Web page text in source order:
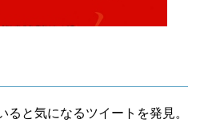
と気になるツイートを発見。